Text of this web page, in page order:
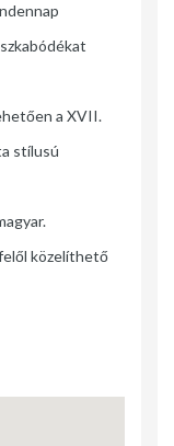
a XVII.
stílusú
közelíthető